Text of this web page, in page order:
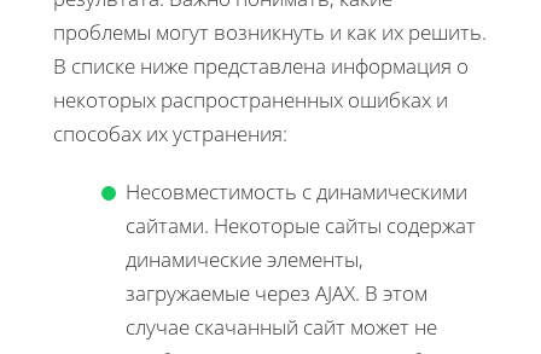
проблемы могут возникнуть и как их решить.
В списке ниже представлена информация о
некоторых распространенных ошибках и
способах их устранения:
Несовместимость с динамическими
сайтами. Некоторые сайты содержат
динамические элементы,
загружаемые через AJAX. В этом
случае скачанный сайт может не